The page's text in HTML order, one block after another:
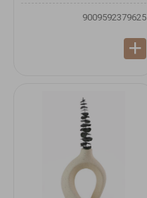
9009592379625